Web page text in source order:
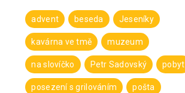
advent beseda Jeseníky
kavárna ve tmě muzeum
na slovíčko Petr Sadovský pobyt
posezení s grilováním pošta